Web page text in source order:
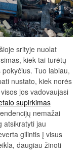
srityje nuolat
kiek tai turėtų
Tuo labiau,
nustato, kiek norės
jos vadovaujasi
supirkimas
nemažai
atsikratyti jau
gilintis į visus
daugiau žinoti